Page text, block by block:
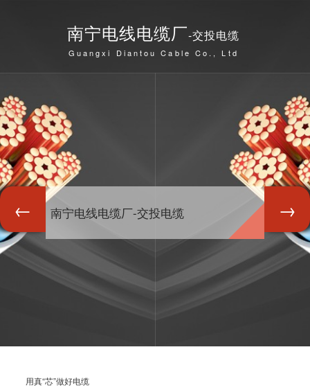
南宁电线电缆厂-交投电缆
Guangxi Diantou Cable Co., Ltd
南宁电线电缆厂-交投电缆
用真“芯”做好电缆